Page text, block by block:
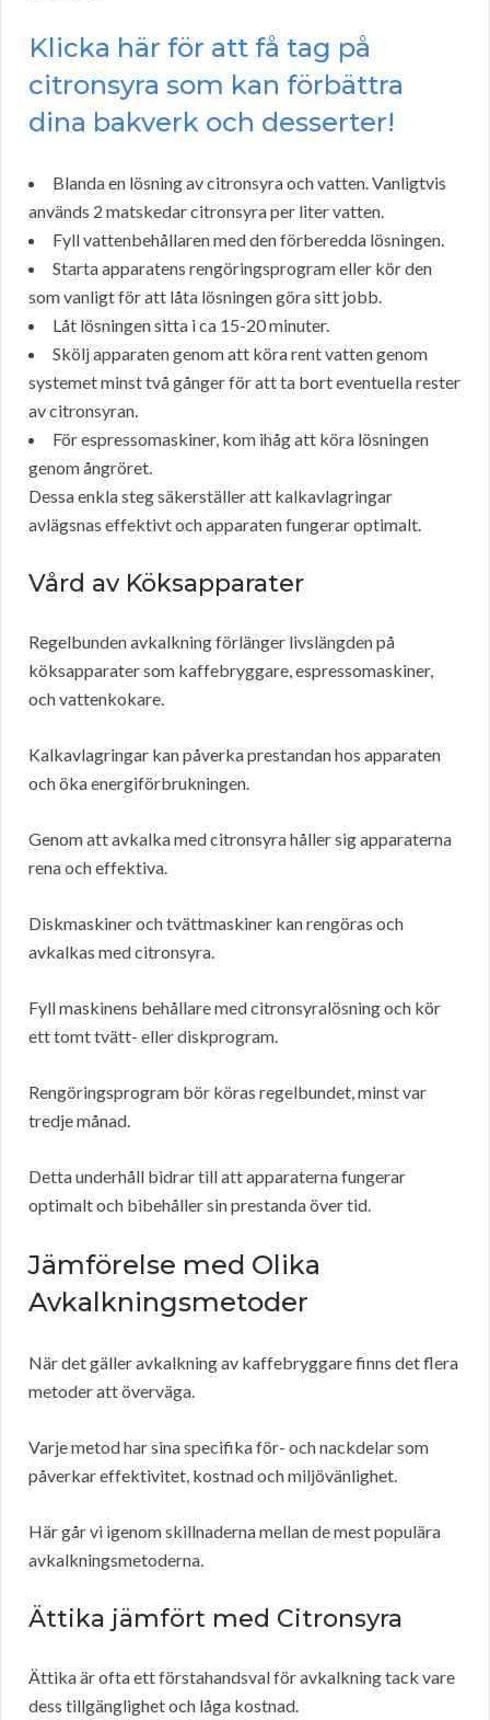
Klicka här för att få tag på
citronsyra som kan förbättra
dina bakverk och desserter!
Blanda en lösning av citronsyra och vatten. Vanligtvis
används 2 matskedar citronsyra per liter vatten.
Fyll vattenbehållaren med den förberedda lösningen.
Starta apparatens rengöringsprogram eller kör den
som vanligt för att låta lösningen göra sitt jobb.
Låt lösningen sitta i ca 15-20 minuter.
Skölj apparaten genom att köra rent vatten genom
systemet minst två gånger för att ta bort eventuella rester
av citronsyran.
För espressomaskiner, kom ihåg att köra lösningen
genom ångröret.
Dessa enkla steg säkerställer att kalkavlagringar
avlägsnas effektivt och apparaten fungerar optimalt.
Vård av Köksapparater
Regelbunden avkalkning förlänger livslängden på
köksapparater som kaffebryggare, espressomaskiner,
och vattenkokare.
Kalkavlagringar kan påverka prestandan hos apparaten
och öka energiförbrukningen.
Genom att avkalka med citronsyra håller sig apparaterna
rena och effektiva.
Diskmaskiner och tvättmaskiner kan rengöras och
avkalkas med citronsyra.
Fyll maskinens behållare med citronsyralösning och kör
ett tomt tvätt- eller diskprogram.
Rengöringsprogram bör köras regelbundet, minst var
tredje månad.
Detta underhåll bidrar till att apparaterna fungerar
optimalt och bibehåller sin prestanda över tid.
Jämförelse med Olika
Avkalkningsmetoder
När det gäller avkalkning av kaffebryggare finns det flera
metoder att överväga.
Varje metod har sina specifika för- och nackdelar som
påverkar effektivitet, kostnad och miljövänlighet.
Här går vi igenom skillnaderna mellan de mest populära
avkalkningsmetoderna.
Ättika jämfört med Citronsyra
Ättika är ofta ett förstahandsval för avkalkning tack vare
dess tillgänglighet och låga kostnad.